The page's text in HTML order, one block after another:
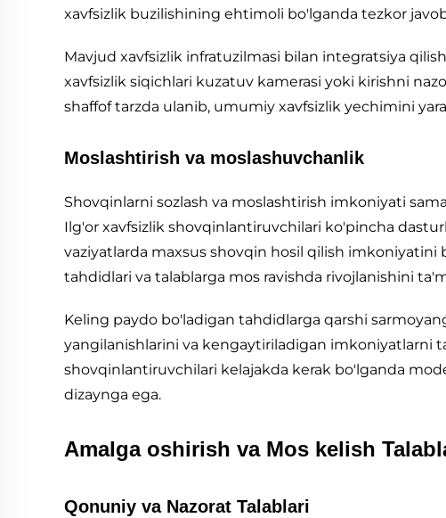
xavfsizlik buzilishining ehtimoli bo'lganda tezkor
Mavjud xavfsizlik infratuzilmasi bilan integratsiya
xavfsizlik siqichlari kuzatuv kamerasi yoki kirishni
shaffof tarzda ulanib, umumiy xavfsizlik yechimini
Moslashtirish va moslashuvchanlik
Shovqinlarni sozlash va moslashtirish imkoniyati
Ilg'or xavfsizlik shovqinlantiruvchilari ko'pincha
vaziyatlarda maxsus shovqin hosil qilish
tahdidlari va talablarga mos ravishda rivojlanishini
Keling paydo bo'ladigan tahdidlarga qarshi
yangilanishlarini va kengaytiriladigan imkoniyatlarni
shovqinlantiruvchilari kelajakda kerak bo'lganda
dizaynga ega.
Amalga oshirish va Mos kelish
Qonuniy va Nazorat Talablari